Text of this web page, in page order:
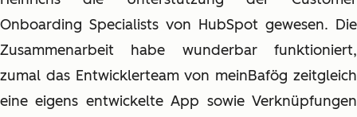
Onboarding Specialists von HubSpot gewesen. Die
Zusammenarbeit habe wunderbar funktioniert,
zumal das Entwicklerteam von meinBafög zeitgleich
eine eigens entwickelte App sowie Verknüpfungen